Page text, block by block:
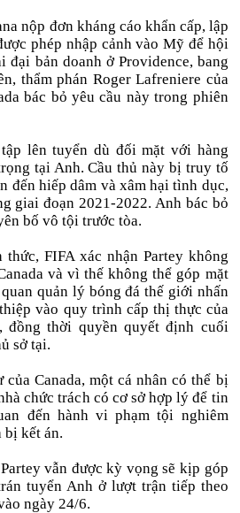
nộp đơn kháng cáo khẩn cấp, lập
phép nhập cảnh vào Mỹ để hội
đại bản doanh ở Providence, bang
thẩm phán Roger Lafreniere của
bác bỏ yêu cầu này trong phiên
lên tuyển dù đối mặt với hàng
tại Anh. Cầu thủ này bị truy tố
đến hiếp dâm và xâm hại tình dục,
giai đoạn 2021-2022. Anh bác bỏ
bố vô tội trước tòa.
FIFA xác nhận Partey không
và vì thế không thể góp mặt
quản lý bóng đá thế giới nhấn
vào quy trình cấp thị thực của
đồng thời quyền quyết định cuối
sở tại.
Canada, một cá nhân có thể bị
chức trách có cơ sở hợp lý để tin
đến hành vi phạm tội nghiêm
bị kết án.
vẫn được kỳ vọng sẽ kịp góp
tuyển Anh ở lượt trận tiếp theo
ngày 24/6.